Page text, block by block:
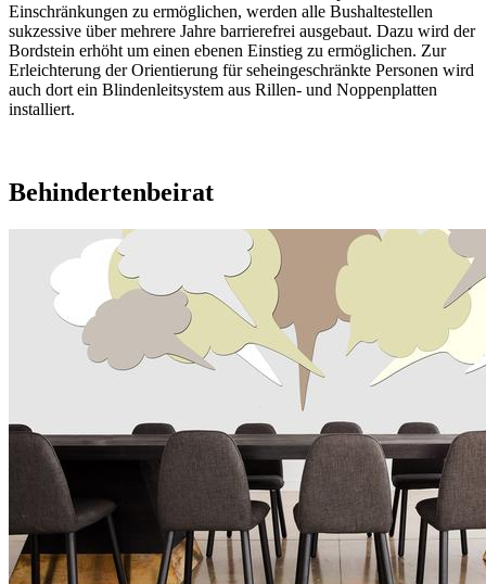
Einschränkungen zu ermöglichen, werden alle Bushaltestellen
sukzessive über mehrere Jahre barrierefrei ausgebaut. Dazu wird der
Bordstein erhöht um einen ebenen Einstieg zu ermöglichen. Zur
Erleichterung der Orientierung für seheingeschränkte Personen wird
auch dort ein Blindenleitsystem aus Rillen- und Noppenplatten
installiert.
Behindertenbeirat